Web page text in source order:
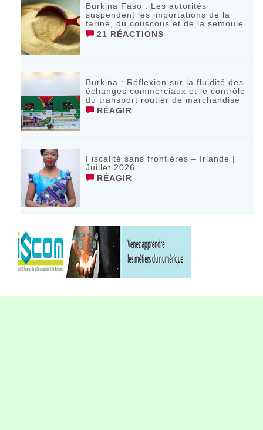
Burkina Faso : Les autorités
suspendent les importations de la
farine, du couscous et de la semoule
21 RÉACTIONS
Burkina : Réflexion sur la fluidité des
échanges commerciaux et le contrôle
du transport routier de marchandise
RÉAGIR
Fiscalité sans frontières – Irlande |
Juillet 2026
RÉAGIR